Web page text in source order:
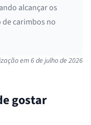
alcançar os
carimbos no
em6 de julho de 2026
gostar